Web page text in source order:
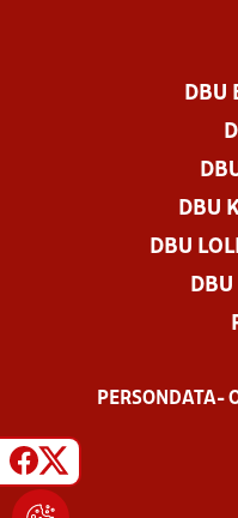
DBU
DBU
DBU
PERSONDATA-